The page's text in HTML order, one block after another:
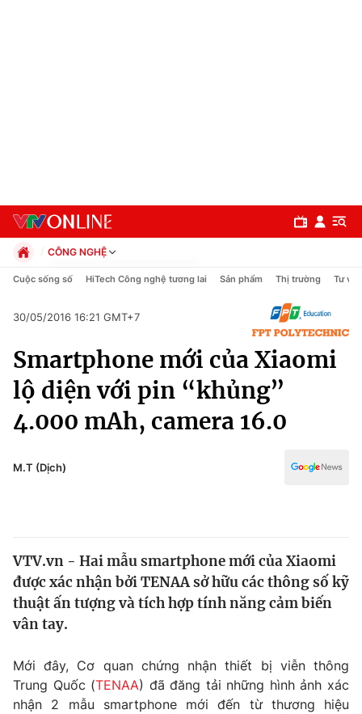
Chính trị
Xã hội
Pháp luật
Thế giới
Tin tức
Thế giới đó đây
Kinh tế
Tài chính
Thị trường
Góc doanh nghiệp
Truyền hình
CÔNG NGHỆ
Chính trị
Pháp luật
Thể thao
Truyền hình
Văn hóa - Giải trí
Y tế
Công nghệ
Cuộc sống số HiTech Công nghệ tương lai Sản phẩm Thị trường Tư vấn
30/05/2016 16:21 GMT+7
Smartphone mới của Xiaomi
lộ diện với pin “khủng”
4.000 mAh, camera 16.0
M.T (Dịch)
VTV.vn - Hai mẫu smartphone mới của Xiaomi
được xác nhận bởi TENAA sở hữu các thông số kỹ
thuật ấn tượng và tích hợp tính năng cảm biến
vân tay.
Mới đây, Cơ quan chứng nhận thiết bị viễn thông
Trung Quốc (TENAA) đã đăng tải những hình ảnh xác
nhận 2 mẫu smartphone mới đến từ thương hiệu